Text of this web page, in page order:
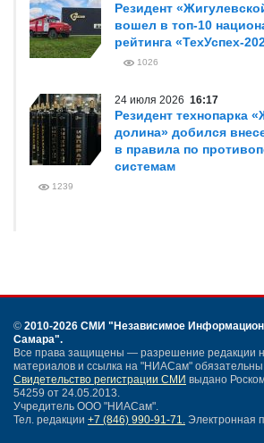
Резидент
вошел в топ-10
рейтинга «ТехУспех-
1026
24 июля 2026 16:17
Резидент технопарка
долина» добился
в правила по
системам
1239
© 2010-2026 СМИ "Независимое
Самара".
Все права защищены — разрешение редакции
материалов и ссылка на "НИАСам"
Свидетельство регистрации СМИ выдано
54259 от 24.05.2013.
Учредитель ООО "НИАСам".
Тел. редакции +7 (846) 990-91-71. Электронная